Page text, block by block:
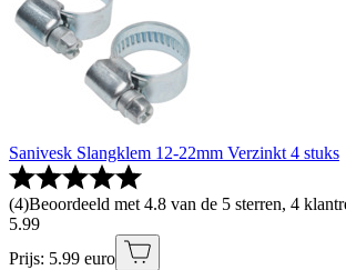
Sanivesk Slangklem 12-22mm Verzinkt 4 stuks
(4)Beoordeeld met 4.8 van de 5 sterren, 4
5.99
Prijs: 5.99 euro